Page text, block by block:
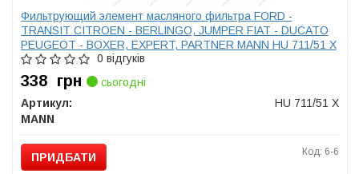
Фильтрующий элемент масляного фильтра FORD -
TRANSIT CITROEN - BERLINGO, JUMPER FIAT - DUCATO
PEUGEOT - BOXER, EXPERT, PARTNER MANN HU 711/51 X
0 відгуків
338 грн
сьогодні
Артикул:
HU 711/51 X
MANN
ПРИДБАТИ Код: 6-6